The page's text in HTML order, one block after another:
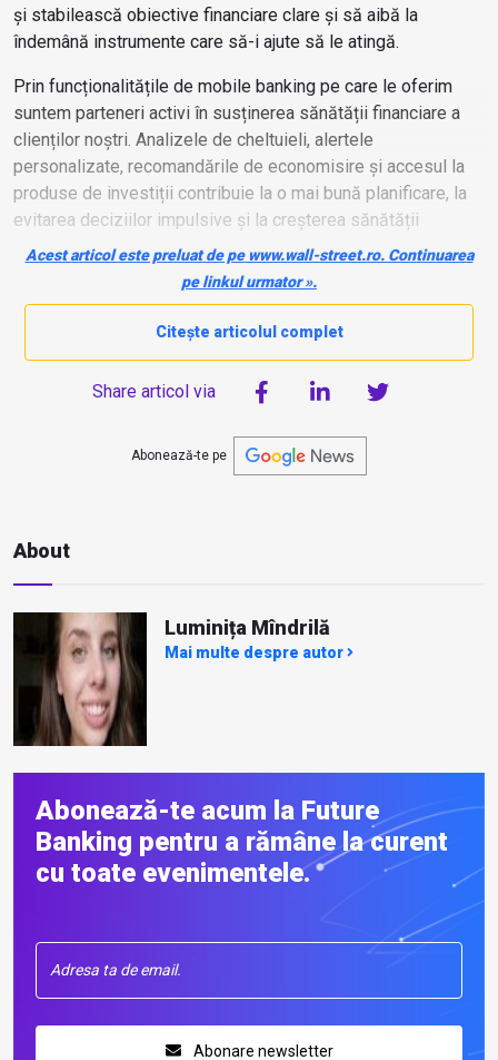
și stabilească obiective financiare clare și să aibă la
îndemână instrumente care să-i ajute să le atingă.
Prin funcționalitățile de mobile banking pe care le oferim
suntem parteneri activi în susținerea sănătății financiare a
clienților noștri. Analizele de cheltuieli, alertele
personalizate, recomandările de economisire și accesul la
produse de investiții contribuie la o mai bună planificare, la
evitarea deciziilor impulsive și la creșterea sănătății
financiare.” - Mihail Ion, Vicepreședinte Retail și Membru al
Directoratului Raiffeisen Bank România
Acest articol este preluat de pe www.wall-street.ro. Continuarea
pe linkul urmator ».
Citește articolul complet
Share articol via
Abonează-te pe
About
Luminița Mîndrilă
Mai multe despre autor
Abonează-te acum la Future
Banking pentru a rămâne la curent
cu toate evenimentele.
Abonare newsletter